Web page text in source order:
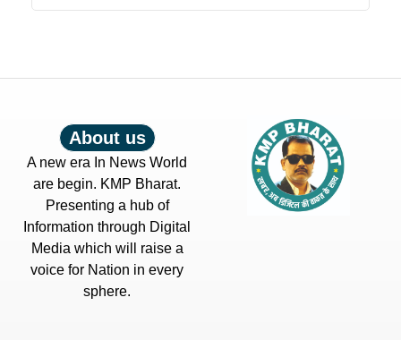
About us
A new era In News World
are begin. KMP Bharat.
Presenting a hub of
Information through Digital
Media which will raise a
voice for Nation in every
sphere.